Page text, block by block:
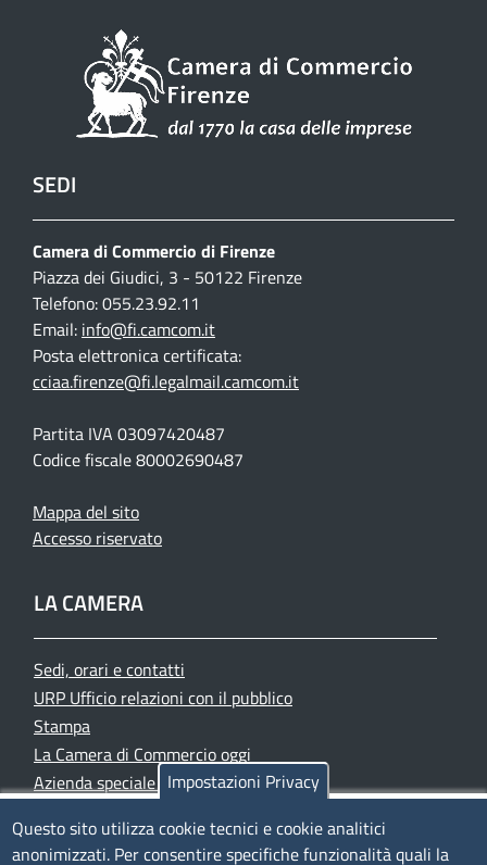
SEDI
Camera di Commercio di Firenze
Piazza dei Giudici, 3 - 50122 Firenze
Telefono: 055.23.92.11
Email: info@fi.camcom.it
Posta elettronica certificata:
cciaa.firenze@fi.legalmail.camcom.it
Partita IVA 03097420487
Codice fiscale 80002690487
Mappa del sito
Accesso riservato
LA CAMERA
Sedi, orari e contatti
URP Ufficio relazioni con il pubblico
Stampa
La Camera di Commercio oggi
Azienda speciale PromoFirenze
Impostazioni Privacy
Questo sito utilizza cookie tecnici e cookie analitici
anonimizzati. Per consentire specifiche funzionalità quali la